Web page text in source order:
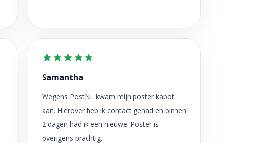
Samantha
Wegens PostNL kwam mijn poster kapot
aan. Hierover heb ik contact gehad en binnen
2 dagen had ik een nieuwe. Poster is
overigens prachtig.